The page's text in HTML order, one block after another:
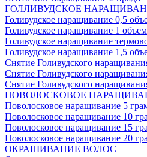
ГОЛЛИВУДСКОЕ
Голивудское наращивание 0,5
Голивудское наращивание 1
Голивудское наращивание
Голивудское наращивание 1,5
Снятие Голивудского
Снятие Голивудского
Снятие Голивудского
ПОВОЛОСКОВОЕ
Поволосковое наращивание 5
Поволосковое наращивание 10
Поволосковое наращивание 15
Поволосковое наращивание 20
ОКРАШИВАНИЕ ВОЛОС